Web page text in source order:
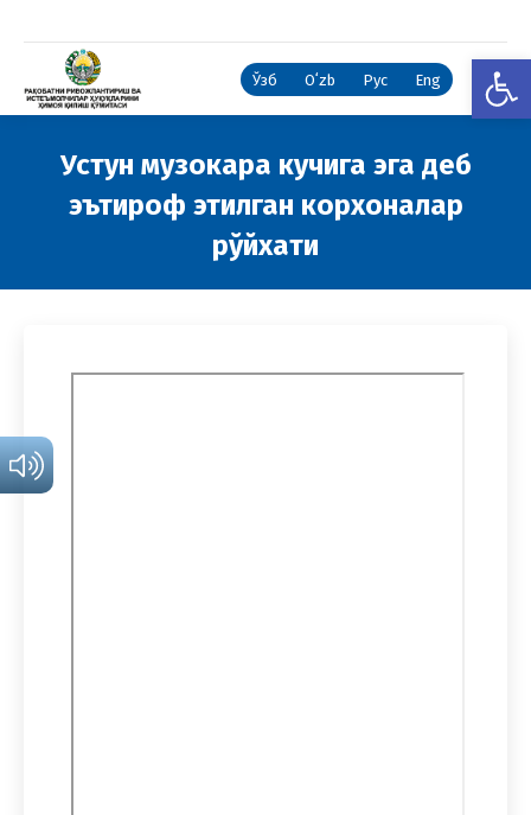
Ўзб Oʻzb Рус Eng
Устун музокара кучига эга деб
эътироф этилган корхоналар
рўйхати